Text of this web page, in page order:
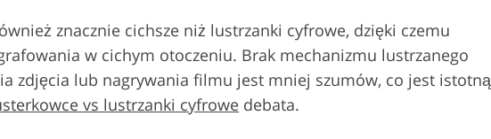
znacznie cichsze niż lustrzanki cyfrowe, dzięki czemu
w cichym otoczeniu. Brak mechanizmu lustrzanego
zdjęcia lub nagrywania filmu jest mniej szumów, co jest istotną
vs lustrzanki cyfrowe debata.